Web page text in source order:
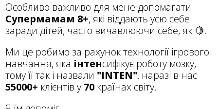
Особливо важливо для мене допомагати
Супермамам 8+, які віддають усю себе
заради дітей, часто вичавлюючи себе, як 🍋.
Ми це робимо за рахунок технології ігрового
навчання, яка інтенсифікує роботу мозку,
тому її так і назвали "INTEN", наразі в нас
55000+ клієнтів у 70 країнах світу.